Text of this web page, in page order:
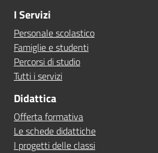
I Servizi
Personale scolastico
Famiglie e studenti
Percorsi di studio
Tutti i servizi
Didattica
Offerta formativa
Le schede didattiche
I progetti delle classi